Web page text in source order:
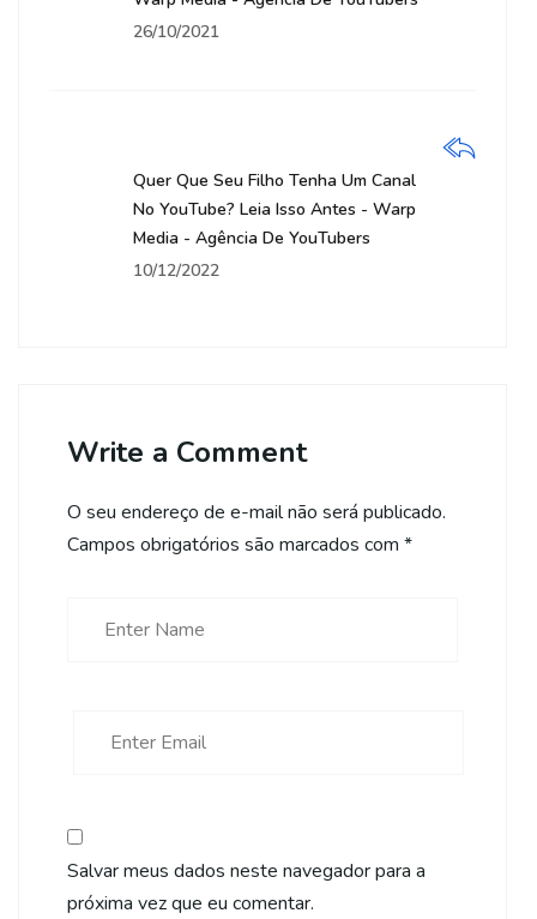
26/10/2021
Quer Que Seu Filho Tenha Um Canal
No YouTube? Leia Isso Antes - Warp
Media - Agência De YouTubers
10/12/2022
Write a Comment
O seu endereço de e-mail não será publicado.
Campos obrigatórios são marcados com *
Salvar meus dados neste navegador para a
próxima vez que eu comentar.